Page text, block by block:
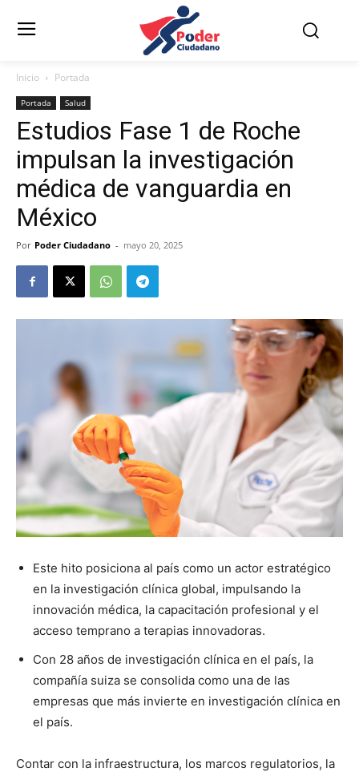
Inicio Portada
Portada Salud
Estudios Fase 1 de Roche
impulsan la investigación
médica de vanguardia en
México
Por Poder Ciudadano - mayo 20, 2025
Este hito posiciona al país como un actor estratégico
en la investigación clínica global, impulsando la
innovación médica, la capacitación profesional y el
acceso temprano a terapias innovadoras.
Con 28 años de investigación clínica en el país, la
compañía suiza se consolida como una de las
empresas que más invierte en investigación clínica en
el país.
Contar con la infraestructura, los marcos regulatorios, la